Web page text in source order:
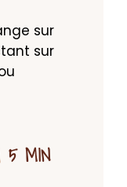
sur
sur
5 MIN